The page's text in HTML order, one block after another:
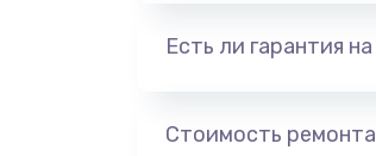
Есть ли гарантия
Стоимость